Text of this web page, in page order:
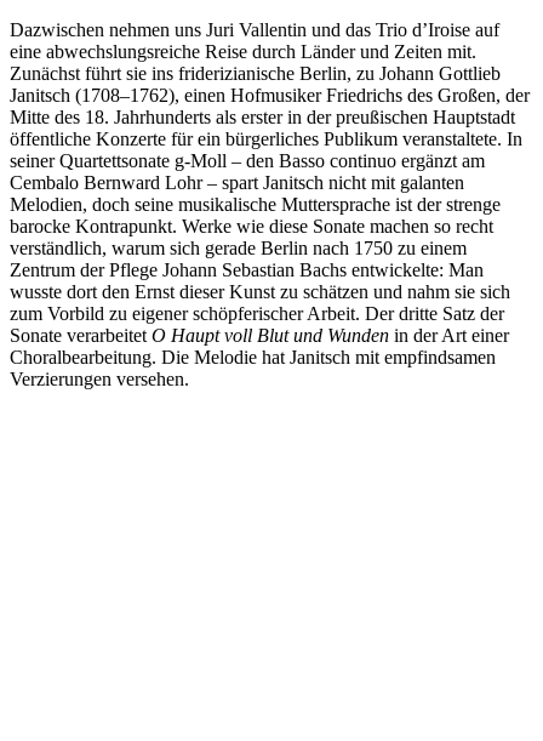
Dazwischen nehmen uns Juri Vallentin und das Trio d’Iroise auf
eine abwechslungsreiche Reise durch Länder und Zeiten mit.
Zunächst führt sie ins friderizianische Berlin, zu Johann Gottlieb
Janitsch (1708–1762), einen Hofmusiker Friedrichs des Großen, der
Mitte des 18. Jahrhunderts als erster in der preußischen Hauptstadt
öffentliche Konzerte für ein bürgerliches Publikum veranstaltete. In
seiner Quartettsonate g-Moll – den Basso continuo ergänzt am
Cembalo Bernward Lohr – spart Janitsch nicht mit galanten
Melodien, doch seine musikalische Muttersprache ist der strenge
barocke Kontrapunkt. Werke wie diese Sonate machen so recht
verständlich, warum sich gerade Berlin nach 1750 zu einem
Zentrum der Pflege Johann Sebastian Bachs entwickelte: Man
wusste dort den Ernst dieser Kunst zu schätzen und nahm sie sich
zum Vorbild zu eigener schöpferischer Arbeit. Der dritte Satz der
Sonate verarbeitet O Haupt voll Blut und Wunden in der Art einer
Choralbearbeitung. Die Melodie hat Janitsch mit empfindsamen
Verzierungen versehen.